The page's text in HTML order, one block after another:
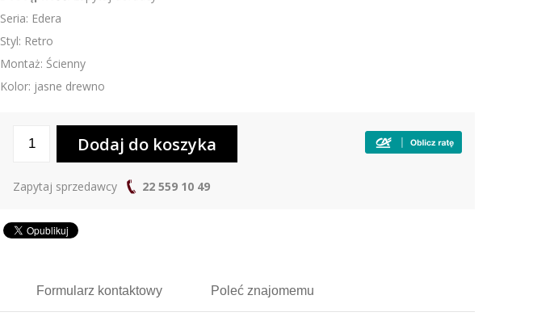
Seria: Edera
Styl: Retro
Montaż: Ścienny
Kolor: jasne drewno
Zapytaj sprzedawcy 22 559 10 49
Formularz kontaktowy Poleć znajomemu